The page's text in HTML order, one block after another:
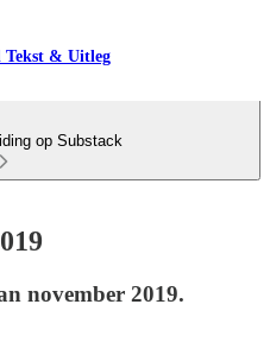
Tekst & Uitleg
op Substack
november 2019.